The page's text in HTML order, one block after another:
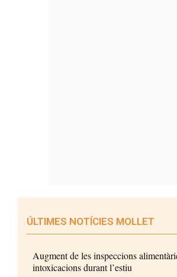
ÚLTIMES NOTÍCIES MOLLET
Augment de les inspeccions
intoxicacions durant l’estiu